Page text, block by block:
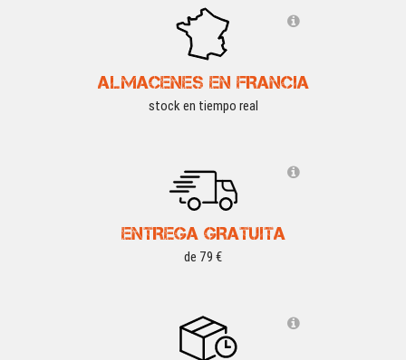
ALMACENES EN FRANCIA
stock en tiempo real
ENTREGA GRATUITA
de 79 €